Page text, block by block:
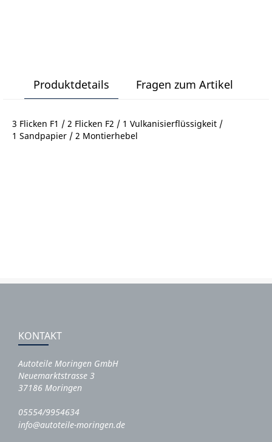
Produktdetails Fragen zum Artikel
3 Flicken F1 / 2 Flicken F2 / 1 Vulkanisierflüssigkeit /
1 Sandpapier / 2 Montierhebel
KONTAKT
Autoteile Moringen GmbH
Neuemarktstrasse 3
37186 Moringen
05554/9954634
info@autoteile-moringen.de